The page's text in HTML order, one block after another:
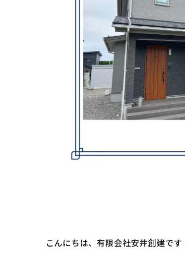
こんにちは、有限会社安井創建で